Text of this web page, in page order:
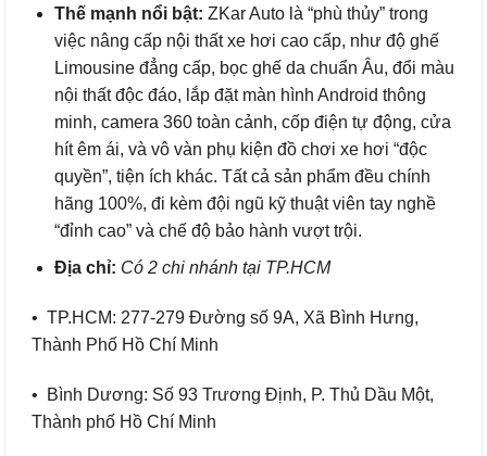
Thế mạnh nổi bật: ZKar Auto là “phù thủy” trong
việc nâng cấp nội thất xe hơi cao cấp, như độ ghế
Limousine đẳng cấp, bọc ghế da chuẩn Âu, đổi màu
nội thất độc đáo, lắp đặt màn hình Android thông
minh, camera 360 toàn cảnh, cốp điện tự động, cửa
hít êm ái, và vô vàn phụ kiện đồ chơi xe hơi “độc
quyền”, tiện ích khác. Tất cả sản phẩm đều chính
hãng 100%, đi kèm đội ngũ kỹ thuật viên tay nghề
“đỉnh cao” và chế độ bảo hành vượt trội.
Địa chỉ: Có 2 chi nhánh tại TP.HCM
• TP.HCM: 277-279 Đường số 9A, Xã Bình Hưng,
Thành Phố Hồ Chí Minh
• Bình Dương: Số 93 Trương Định, P. Thủ Dầu Một,
Thành phố Hồ Chí Minh